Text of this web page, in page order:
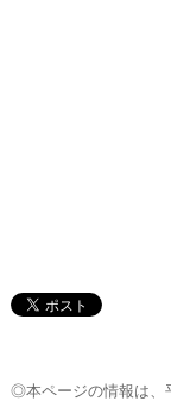
◎本ページの情報は、